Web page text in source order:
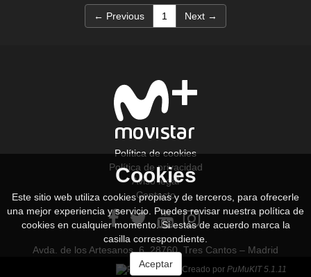
← Previous 1 (current)
Next →
Política de cookies
Política de privacidad
Aviso legal
Contacto
Avda. de los Artesanos, 6. 28760. Tres Cantos – Madrid
Creado por PuMuKIT 5.1.11
Cookies
Este sitio web utiliza cookies propias y de terceros, para ofrecerle
una mejor experiencia y servicio. Puedes revisar nuestra política de
cookies en cualquier momento. Si estás de acuerdo marca la
casilla correspondiente.
Aceptar